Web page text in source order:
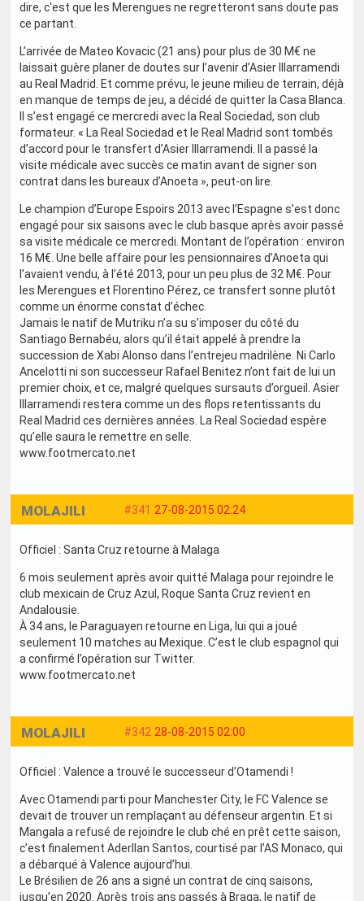
dire, c'est que les Merengues ne regretteront sans doute pas
ce partant.
L’arrivée de Mateo Kovacic (21 ans) pour plus de 30 M€ ne
laissait guère planer de doutes sur l’avenir d’Asier Illarramendi
au Real Madrid. Et comme prévu, le jeune milieu de terrain, déjà
en manque de temps de jeu, a décidé de quitter la Casa Blanca.
Il s’est engagé ce mercredi avec la Real Sociedad, son club
formateur. « La Real Sociedad et le Real Madrid sont tombés
d’accord pour le transfert d’Asier Illarramendi. Il a passé la
visite médicale avec succès ce matin avant de signer son
contrat dans les bureaux d’Anoeta », peut-on lire.
Le champion d’Europe Espoirs 2013 avec l’Espagne s’est donc
engagé pour six saisons avec le club basque après avoir passé
sa visite médicale ce mercredi. Montant de l’opération : environ
16 M€. Une belle affaire pour les pensionnaires d’Anoeta qui
l’avaient vendu, à l’été 2013, pour un peu plus de 32 M€. Pour
les Merengues et Florentino Pérez, ce transfert sonne plutôt
comme un énorme constat d’échec.
Jamais le natif de Mutriku n’a su s’imposer du côté du
Santiago Bernabéu, alors qu’il était appelé à prendre la
succession de Xabi Alonso dans l’entrejeu madrilène. Ni Carlo
Ancelotti ni son successeur Rafael Benitez n’ont fait de lui un
premier choix, et ce, malgré quelques sursauts d’orgueil. Asier
Illarramendi restera comme un des flops retentissants du
Real Madrid ces dernières années. La Real Sociedad espère
qu’elle saura le remettre en selle.
www.footmercato.net
#341 27-08-2015 02:24
MOLAJILI
Officiel : Santa Cruz retourne à Malaga
6 mois seulement après avoir quitté Malaga pour rejoindre le
club mexicain de Cruz Azul, Roque Santa Cruz revient en
Andalousie.
À 34 ans, le Paraguayen retourne en Liga, lui qui a joué
seulement 10 matches au Mexique. C’est le club espagnol qui
a confirmé l’opération sur Twitter.
www.footmercato.net
#342 28-08-2015 02:00
MOLAJILI
Officiel : Valence a trouvé le successeur d’Otamendi !
Avec Otamendi parti pour Manchester City, le FC Valence se
devait de trouver un remplaçant au défenseur argentin. Et si
Mangala a refusé de rejoindre le club ché en prêt cette saison,
c’est finalement Aderllan Santos, courtisé par l’AS Monaco, qui
a débarqué à Valence aujourd’hui.
Le Brésilien de 26 ans a signé un contrat de cinq saisons,
jusqu’en 2020. Après trois ans passés à Braga, le natif de